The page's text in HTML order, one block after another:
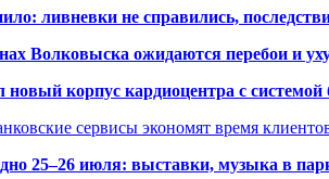
ливневки не справились,
Волковыска ожидаются перебои и
новый корпус кардиоцентра с
сервисы экономят время
25–26 июля: выставки, музыка в